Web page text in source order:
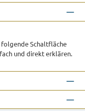
folgende Schaltfläche
und direkt erklären.